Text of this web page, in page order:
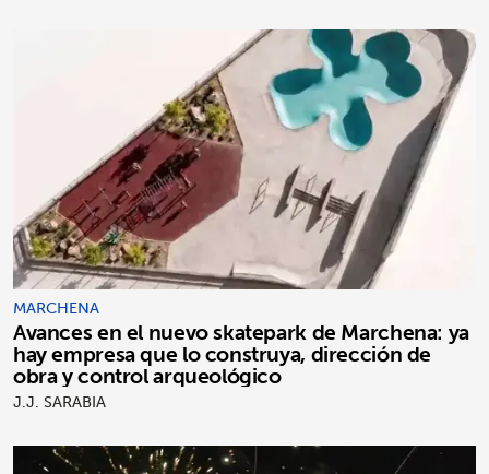
MARCHENA
Avances en el nuevo skatepark de Marchena: ya
hay empresa que lo construya, dirección de
obra y control arqueológico
J.J. SARABIA